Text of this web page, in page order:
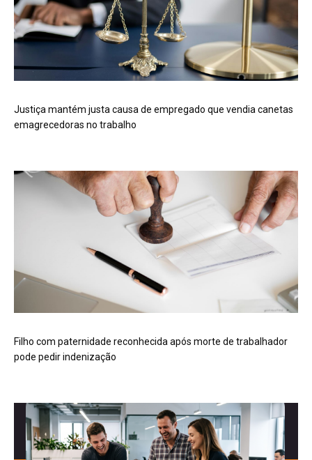
Justiça mantém justa causa de empregado que vendia canetas
emagrecedoras no trabalho
Filho com paternidade reconhecida após morte de trabalhador
pode pedir indenização